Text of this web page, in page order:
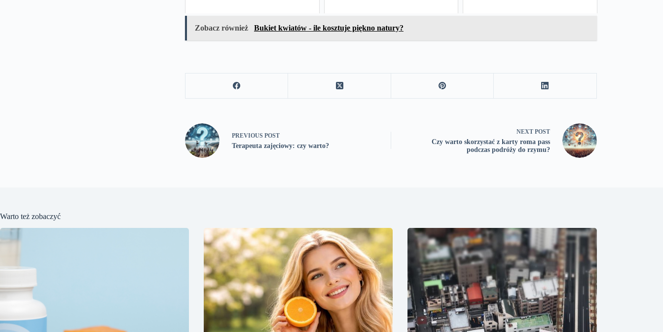
Zobacz również Bukiet kwiatów - ile kosztuje piękno natury?
PREVIOUS POST
Terapeuta zajęciowy: czy warto?
NEXT POST
Czy warto skorzystać z karty roma pass
podczas podróży do rzymu?
Warto też zobaczyć